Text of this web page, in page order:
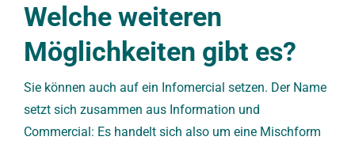
Welche weiteren
Möglichkeiten gibt es?
Sie können auch auf ein Infomercial setzen. Der Name
setzt sich zusammen aus Information und
Commercial: Es handelt sich also um eine Mischform